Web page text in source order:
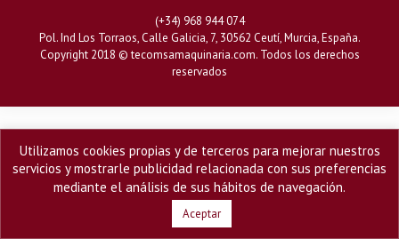
(+34) 968 944 074
Pol. Ind Los Torraos, Calle Galicia, 7, 30562 Ceutí, Murcia, España.
Copyright 2018 ©tecomsamaquinaria.com. Todos los derechos
reservados
Utilizamos cookies propias y de terceros para mejorar nuestros
servicios y mostrarle publicidad relacionada con sus preferencias
mediante el análisis de sus hábitos de navegación.
Aceptar